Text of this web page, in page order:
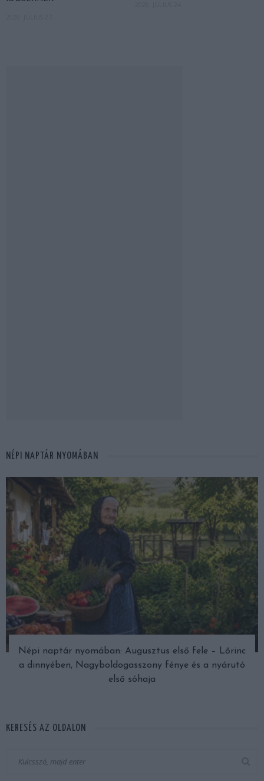
NÉPI NAPTÁR NYOMÁBAN
Népi naptár nyomában: Augusztus első fele – Lőrinc
a dinnyében, Nagyboldogasszony fénye és a nyárutó
első sóhaja
KERESÉS AZ OLDALON